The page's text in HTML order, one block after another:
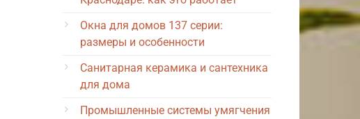
Окна для домов 137 серии:
размеры и особенности
Санитарная керамика и сантехника
для дома
Промышленные системы умягчения